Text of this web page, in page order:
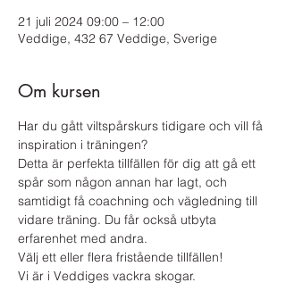
21 juli 2024 09:00 – 12:00
Veddige, 432 67 Veddige, Sverige
Om kursen
Har du gått viltspårskurs tidigare och vill få
inspiration i träningen?
Detta är perfekta tillfällen för dig att gå ett
spår som någon annan har lagt, och
samtidigt få coachning och vägledning till
vidare träning. Du får också utbyta
erfarenhet med andra.
Välj ett eller flera fristående tillfällen!
Vi är i Veddiges vackra skogar.